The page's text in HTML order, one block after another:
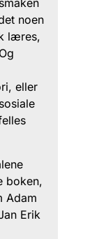
noen
læres,
eller
boken,
Adam
Erik